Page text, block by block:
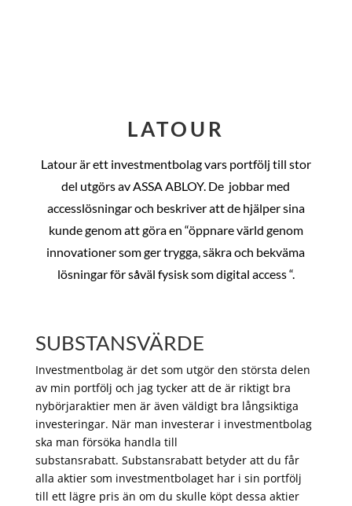
LATOUR
Latour är ett investmentbolag vars portfölj till stor
del utgörs av ASSA ABLOY. De jobbar med
accesslösningar och beskriver att de hjälper sina
kunde genom att göra en “öppnare värld genom
innovationer som ger trygga, säkra och bekväma
lösningar för såväl fysisk som digital access “.
SUBSTANSVÄRDE
Investmentbolag är det som utgör den största delen
av min portfölj och jag tycker att de är riktigt bra
nybörjaraktier men är även väldigt bra långsiktiga
investeringar. När man investerar i investmentbolag
ska man försöka handla till
substansrabatt. Substansrabatt betyder att du får
alla aktier som investmentbolaget har i sin portfölj
till ett lägre pris än om du skulle köpt dessa aktier